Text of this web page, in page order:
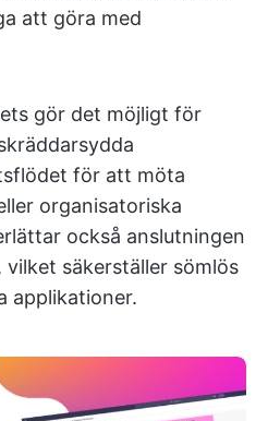
att göra med
gör det möjligt för
för att möta
organisatoriska
också anslutningen
säkerställer sömlös
applikationer.